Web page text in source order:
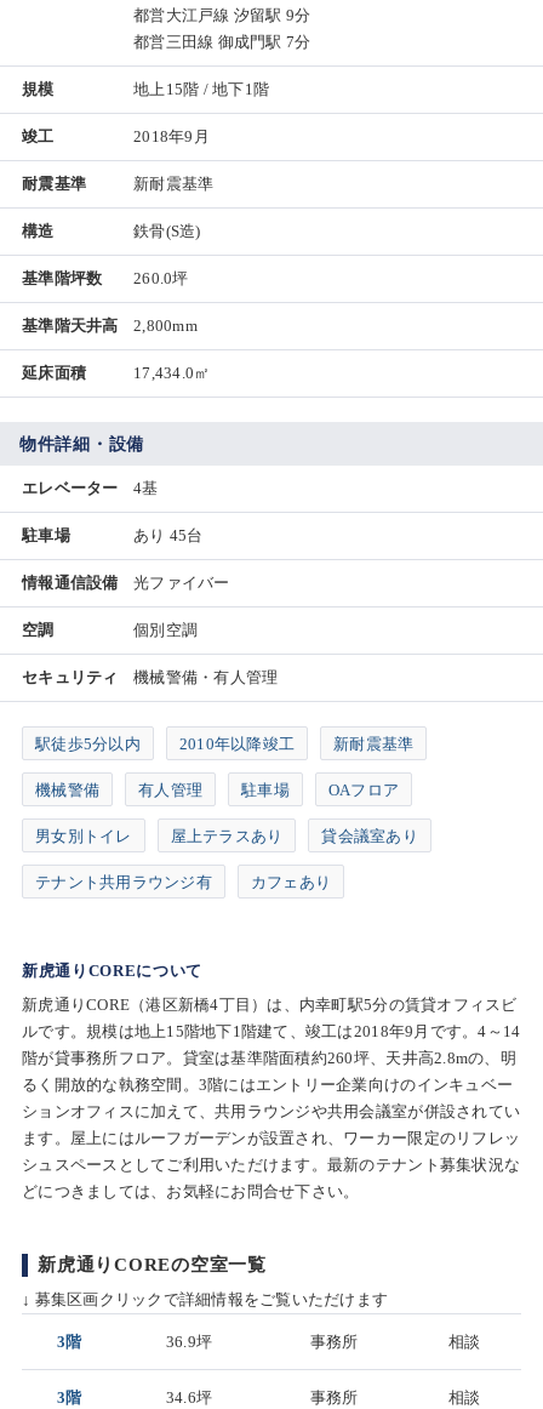
都営大江戸線 汐留駅 9分
都営三田線 御成門駅 7分
規模 地上15階 / 地下1階
竣工 2018年9月
耐震基準 新耐震基準
構造 鉄骨(S造)
基準階坪数 260.0坪
基準階天井高 2,800mm
延床面積 17,434.0㎡
物件詳細・設備
エレベーター 4基
駐車場 あり 45台
情報通信設備 光ファイバー
空調 個別空調
セキュリティ 機械警備・有人管理
駅徒歩5分以内 2010年以降竣工 新耐震基準
機械警備 有人管理 駐車場 OAフロア
男女別トイレ 屋上テラスあり 貸会議室あり
テナント共用ラウンジ有 カフェあり
新虎通りCOREについて
新虎通りCORE（港区新橋4丁目）は、内幸町駅5分の賃貸オフィスビ
ルです。規模は地上15階地下1階建て、竣工は2018年9月です。4～14
階が貸事務所フロア。貸室は基準階面積約260坪、天井高2.8mの、明
るく開放的な執務空間。3階にはエントリー企業向けのインキュベー
ションオフィスに加えて、共用ラウンジや共用会議室が併設されてい
ます。屋上にはルーフガーデンが設置され、ワーカー限定のリフレッ
シュスペースとしてご利用いただけます。最新のテナント募集状況な
どにつきましては、お気軽にお問合せ下さい。
新虎通りCOREの空室一覧
↓ 募集区画クリックで詳細情報をご覧いただけます
3階 36.9坪 事務所 相談
3階 34.6坪 事務所 相談